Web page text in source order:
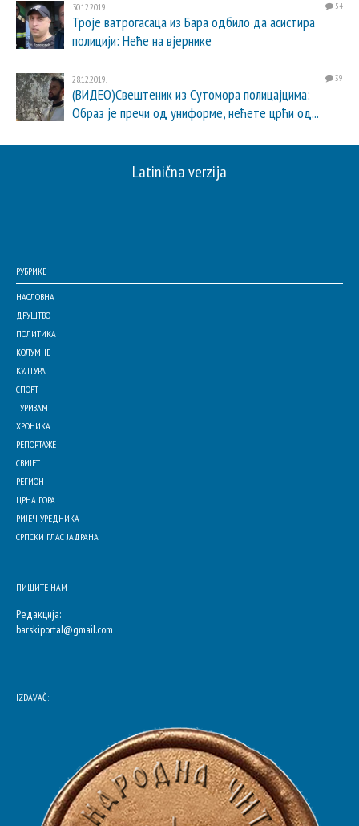
30.12.2019. 54
Троје ватрогасаца из Бара одбило да асистира
полицији: Неће на вјернике
28.12.2019. 39
(ВИДЕО)Свештеник из Сутомора полицајцима:
Образ је пречи од униформе, нећете црћи од...
Latinična verzija
РУБРИКЕ
НАСЛОВНА
ДРУШТВО
ПОЛИТИКА
КОЛУМНЕ
КУЛТУРА
СПОРТ
ТУРИЗАМ
ХРОНИКА
РЕПОРТАЖЕ
СВИЈЕТ
РЕГИОН
ЦРНА ГОРА
РИЈЕЧ УРЕДНИКА
СРПСКИ ГЛАС ЈАДРАНА
ПИШИТЕ НАМ
Редакција:
barskiportal@gmail.com
IZDAVAČ: